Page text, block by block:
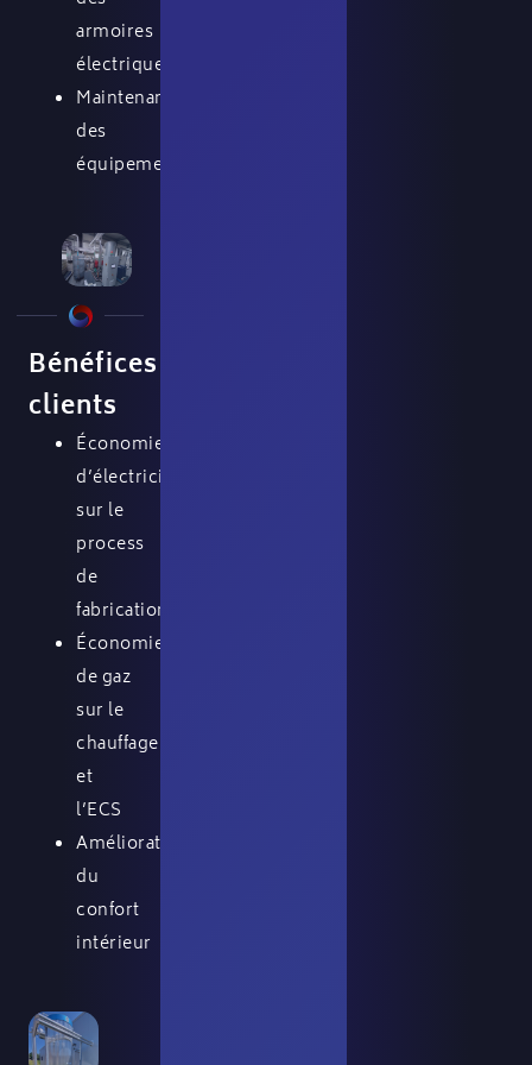
armoires
électriques
Maintenance
des
équipements
Bénéfices
clients
Économies
d’électricité
sur le
process
de
fabrication
Économies
de gaz
sur le
chauffage
et
l’ECS
Amélioration
du
confort
intérieur